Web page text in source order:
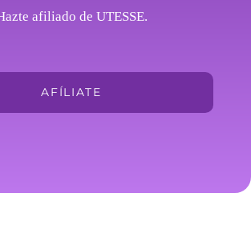
afiliado de UTESSE.
AFÍLIATE